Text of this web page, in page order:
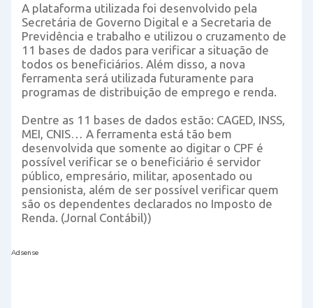
A plataforma utilizada foi desenvolvido pela
Secretária de Governo Digital e a Secretaria de
Previdência e trabalho e utilizou o cruzamento de
11 bases de dados para verificar a situação de
todos os beneficiários. Além disso, a nova
ferramenta será utilizada futuramente para
programas de distribuição de emprego e renda.
Dentre as 11 bases de dados estão: CAGED, INSS,
MEI, CNIS… A ferramenta está tão bem
desenvolvida que somente ao digitar o CPF é
possível verificar se o beneficiário é servidor
público, empresário, militar, aposentado ou
pensionista, além de ser possível verificar quem
são os dependentes declarados no Imposto de
Renda. (Jornal Contábil))
Adsense